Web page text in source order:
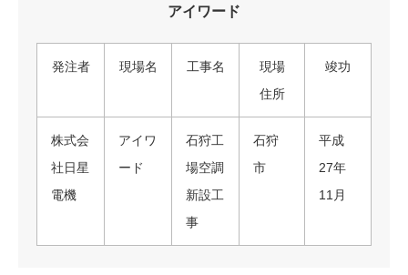
アイワード
発注者 現場名 工事名
現場
住所
竣功
株式会
社日星
電機
アイワ
ード
石狩工
場空調
新設工
事
石狩
市
平成
27年
11月